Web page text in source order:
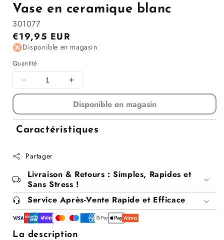
1
dans
la
modale
Vase en ceramique blanc
301077
Prix
régulier
€19,95 EUR
Disponible en magasin
Quantité
Diminuer
la
pour
Vase
blanc
Augmenter
la
quantité
pour
Vase
en
Disponible en magasin
Caractéristiques
Partager
Livraison & Retours : Simples, Rapides et
Sans Stress !
Service Après-Vente Rapide et Efficace
La description